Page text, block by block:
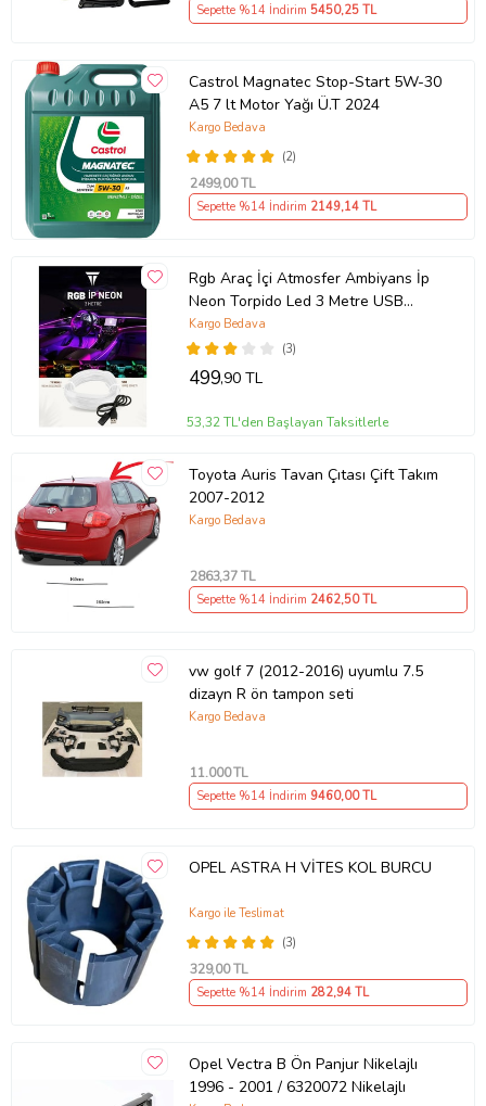
Sepette %14 İndirim 5450,25 TL
Castrol Magnatec Stop-Start 5W-30
A5 7 lt Motor Yağı Ü.T 2024
(2)
Kargo Bedava
2499,00 TL
Sepette %14 İndirim 2149,14 TL
Rgb Araç İçi Atmosfer Ambiyans İp
Neon Torpido Led 3 Metre USB
Girişli
(3)
Kargo Bedava
499,90 TL
53,32 TL'den Başlayan Taksitlerle
Toyota Auris Tavan Çıtası Çift Takım
2007-2012
Kargo Bedava
2863,37 TL
Sepette %14 İndirim 2462,50 TL
vw golf 7 (2012-2016) uyumlu 7.5
dizayn R ön tampon seti
Kargo Bedava
11.000TL
Sepette %14 İndirim 9460,00 TL
OPEL ASTRA H VİTES KOL BURCU
(3)
Kargo ile Teslimat
329,00 TL
Sepette %14 İndirim 282,94 TL
Opel Vectra B Ön Panjur Nikelajlı
1996 - 2001 / 6320072 Nikelajlı